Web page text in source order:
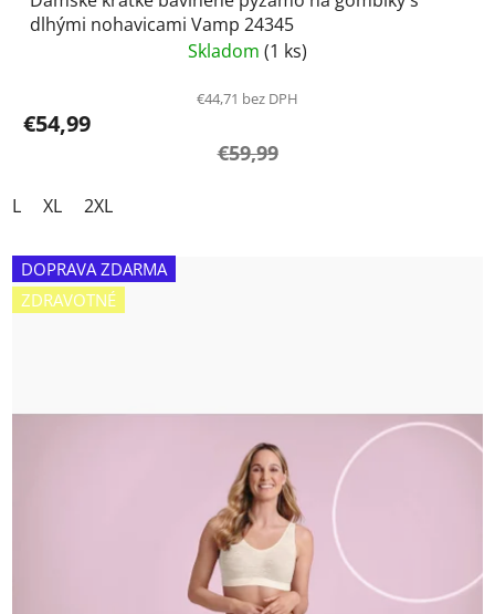
dlhými nohavicami Vamp 24345
Skladom (1 ks)
€44,71 bez DPH
€54,99
€59,99
L XL 2XL
DOPRAVA ZDARMA
ZDRAVOTNÉ